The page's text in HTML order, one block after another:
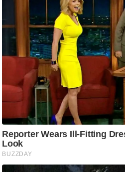
स्टा
ल
टे
क्नॉ
लॉ
जी
ब्यू
टी